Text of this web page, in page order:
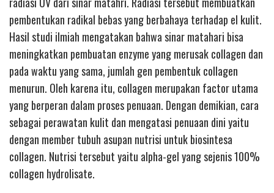
pembentukan radikal bebas yang berbahaya terhadap el kulit.
Hasil studi ilmiah mengatakan bahwa sinar matahari bisa
meningkatkan pembuatan enzyme yang merusak collagen dan
pada waktu yang sama, jumlah gen pembentuk collagen
menurun. Oleh karena itu, collagen merupakan factor utama
yang berperan dalam proses penuaan. Dengan demikian, cara
sebagai perawatan kulit dan mengatasi penuaan dini yaitu
dengan member tubuh asupan nutrisi untuk biosintesa
collagen. Nutrisi tersebut yaitu alpha-gel yang sejenis 100%
collagen hydrolisate.